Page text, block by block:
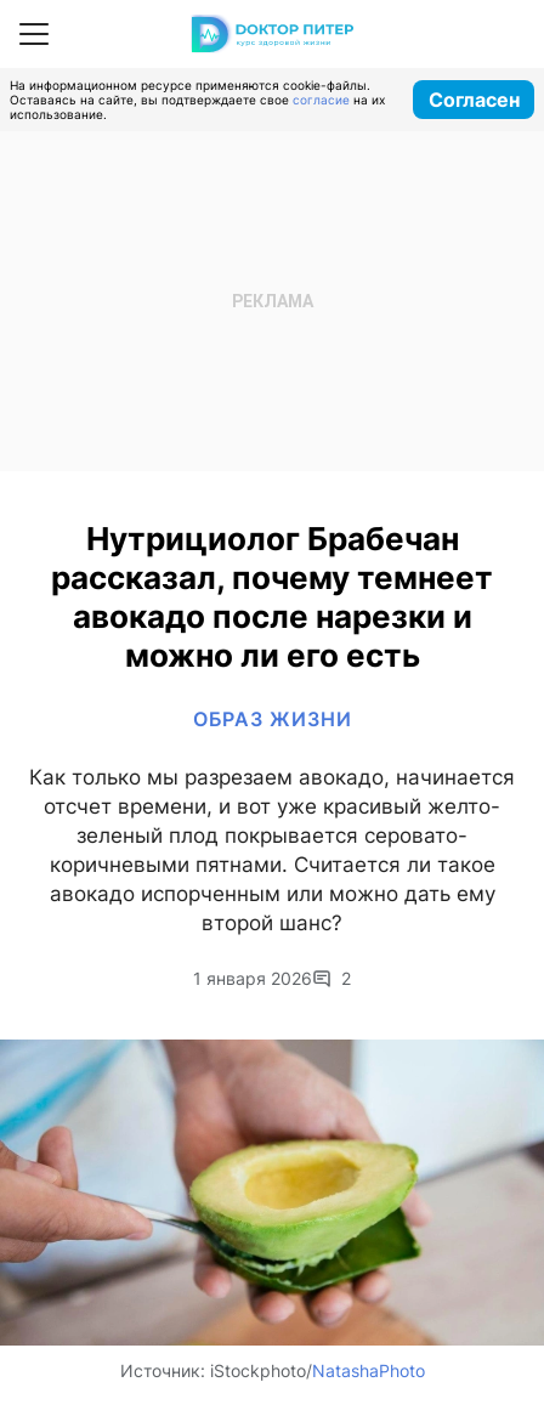
На информационном ресурсе применяются cookie-файлы.
Оставаясь на сайте, вы подтверждаете свое согласие на их
использование.
Согласен
Нутрициолог Брабечан
рассказал, почему темнеет
авокадо после нарезки и
можно ли его есть
ОБРАЗ ЖИЗНИ
Как только мы разрезаем авокадо, начинается
отсчет времени, и вот уже красивый желто-
зеленый плод покрывается серовато-
коричневыми пятнами. Считается ли такое
авокадо испорченным или можно дать ему
второй шанс?
1 января 2026 2
Источник: iStockphoto/NatashaPhoto